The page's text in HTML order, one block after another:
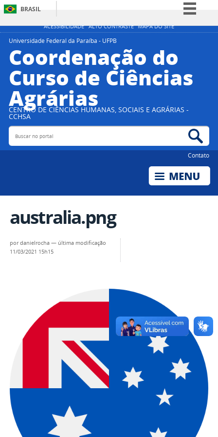
ACESSIBILIDADE ALTO CONTRASTE MAPA DO SITE
BRASIL
Simplifique!
Participe
Acesso à informação
Legislação
Universidade Federal da Paraíba - UFPB
Coordenação do
Curso de Ciências
Agrárias
CENTRO DE CIÊNCIAS HUMANAS, SOCIAIS E AGRÁRIAS -
CCHSA
Buscar no portal
Contato
australia.png
pordanielrocha — última modificação
11/03/2021 15h15